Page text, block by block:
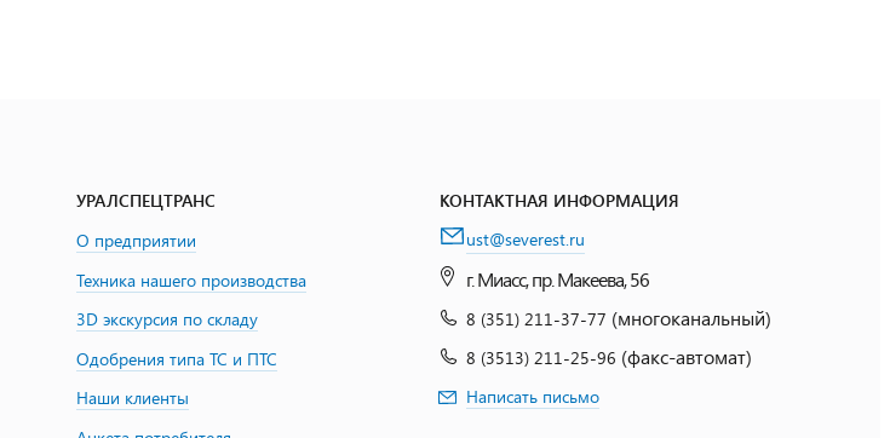
УРАЛСПЕЦТРАНС
О предприятии
Техника нашего производства
3D экскурсия по складу
Одобрения типа ТС и ПТС
Наши клиенты
КОНТАКТНАЯ ИНФОРМАЦИЯ
ust@severest.ru
г. Миасс, пр. Макеева, 56
8 (351) 211-37-77 (многоканальный)
8 (3513) 211-25-96 (факс-автомат)
Написать письмо